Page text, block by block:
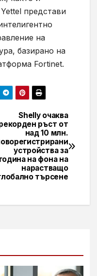
представи
на
базирано на
Fortinet.
Shelly очаква
ръст от
над 10 млн.
устройства за
година на фона на
нарастващо
търсене